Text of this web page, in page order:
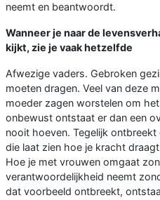
neemt en beantwoordt.
Wanneer je naar de
kijkt, zie je vaak hetzelfde
Afwezige vaders. Gebroken
moeten dragen. Veel van deze
moeder zagen worstelen om
onbewust ontstaat er dan een
nooit hoeven. Tegelijk
die laat zien hoe je kracht
Hoe je met vrouwen omgaat
verantwoordelijkheid neemt
dat voorbeeld ontbreekt,